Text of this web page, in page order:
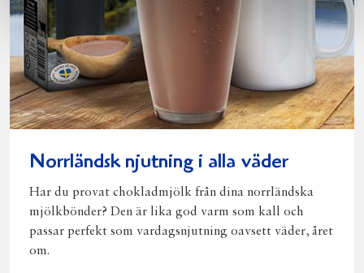
Norrländsk njutning i alla väder
Har du provat chokladmjölk från dina norrländska
mjölkbönder? Den är lika god varm som kall och
passar perfekt som vardagsnjutning oavsett väder, året
om.